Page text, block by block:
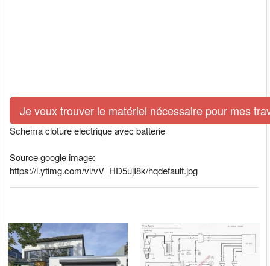
Je veux trouver le matériel nécessaire pour mes
Schema cloture electrique avec batterie
Source google image:
https://i.ytimg.com/vi/vV_HD5ujI8k/hqdefault.jpg